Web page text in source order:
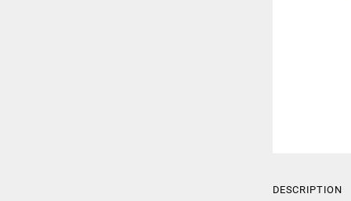
DESCRIPTION